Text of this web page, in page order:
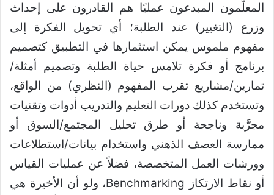
المعلّمون المبدعون عمليًا هم القادرون على إحداث
وزرع (التغيير) عند الطلبة؛ أي تحويل الفكرة إلى
مفهوم ملموس يمكن استثمارها في التطبيق كتصميم
برنامج أو فكرة تلامس حياة الطلبة وتصميم أمثلة/
تمارين/مشاريع تقرب المفهوم (النظري) من الواقع،
وتستخدم كذلك دورات التعليم والتدريب أدوات وتقنيات
مجرَّبة وناجحة أو طرق تحليل المجتمع/السوق أو
ممارسة العصف الذهني واستخدام بيانات/استطلاعات
وورشات العمل المتخصصة، فضلاً عن عمليات القياس
أو نقاط الارتكاز Benchmarking، ولو أن الأخيرة هي